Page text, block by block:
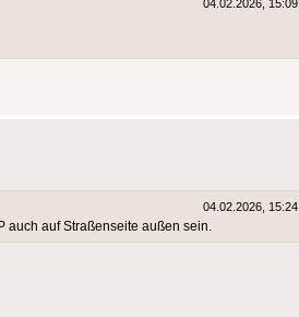
04.02.2026, 15:09
04.02.2026, 15:24
auch auf Straßenseite außen sein.